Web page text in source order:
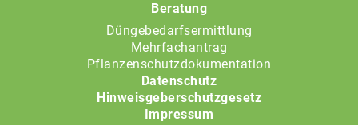
Beratung
Düngebedarfsermittlung
Mehrfachantrag
Pflanzenschutzdokumentation
Datenschutz
Hinweisgeberschutzgesetz
Impressum